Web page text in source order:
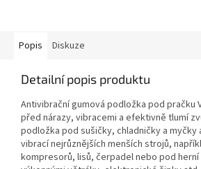
Popis Diskuze
Detailní popis produktu
Antivibrační gumová podložka pod pračku
před nárazy, vibracemi a efektivně tlumí
podložka pod sušičky, chladničky a myčky
vibrací nejrůznějších menších strojů,
kompresorů, lisů, čerpadel nebo pod